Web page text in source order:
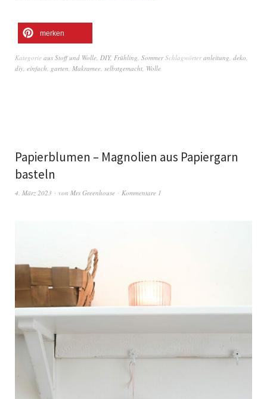
merken
Kategorie aus Stoff und Wolle DIY, Frühling Sommer Schlagwörteranleitung deko
diy einfach garten Makramee selbstgemacht Wolle
Papierblumen – Magnolien aus Papiergarn
basteln
4. März 2023 von Mrs Greenhouse Kommentare 1